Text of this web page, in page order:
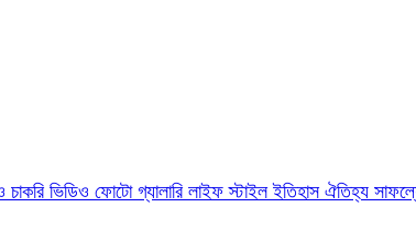
চাকরি ভিডিও ফোটো গ্যালারি লাইফ স্টাইলইতিহাস ঐতিহ্য